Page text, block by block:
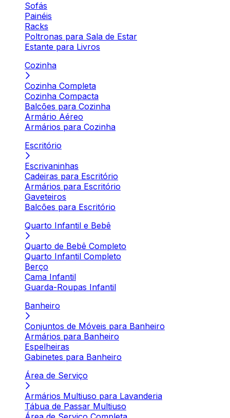
Sofás
Painéis
Racks
Poltronas para Sala de Estar
Estante para Livros
Cozinha
Cozinha Completa
Cozinha Compacta
Balcões para Cozinha
Armário Aéreo
Armários para Cozinha
Escritório
Escrivaninhas
Cadeiras para Escritório
Armários para Escritório
Gaveteiros
Balcões para Escritório
Quarto Infantil e Bebê
Quarto de Bebê Completo
Quarto Infantil Completo
Berço
Cama Infantil
Guarda-Roupas Infantil
Banheiro
Conjuntos de Móveis para Banheiro
Armários para Banheiro
Espelheiras
Gabinetes para Banheiro
Área de Serviço
Armários Multiuso para Lavanderia
Tábua de Passar Multiuso